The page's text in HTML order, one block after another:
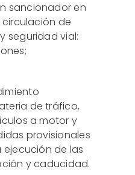
sancionador en
de
seguridad vial:
de tráfico,
a motor y
provisionales
ejecución de las
y caducidad.